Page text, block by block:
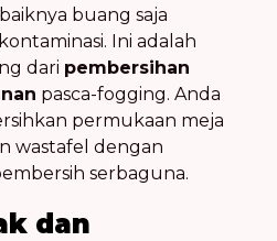
buang saja
Ini adalah
dari pembersihan
pasca-fogging. Anda
permukaan meja
wastafel dengan
serbaguna.
dan